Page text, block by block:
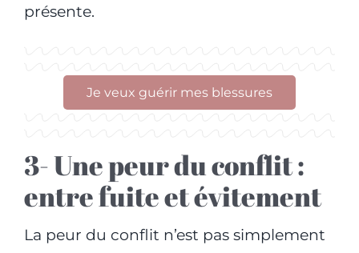
présente.
Je veux guérir mes blessures
3- Une peur du conflit :
entre fuite et évitement
La peur du conflit n’est pas simplement